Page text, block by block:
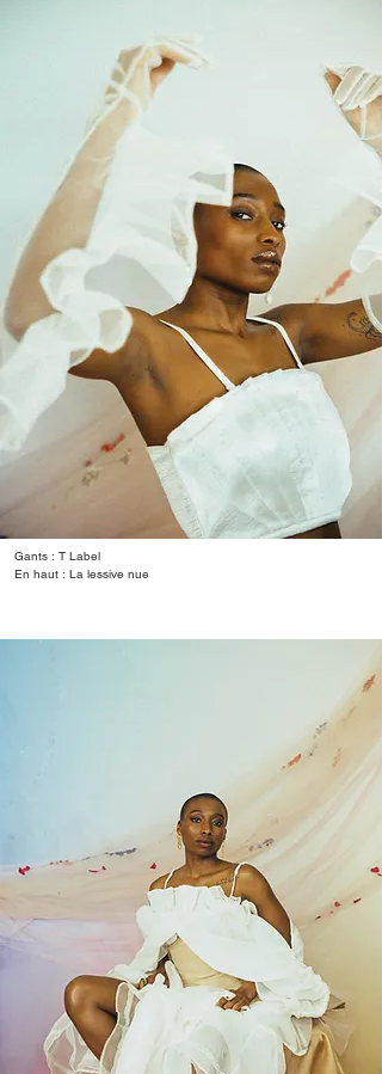
Gants : T Label
En haut : La lessive nue